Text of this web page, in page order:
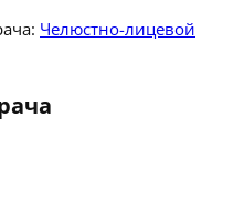
Челюстно-лицевой